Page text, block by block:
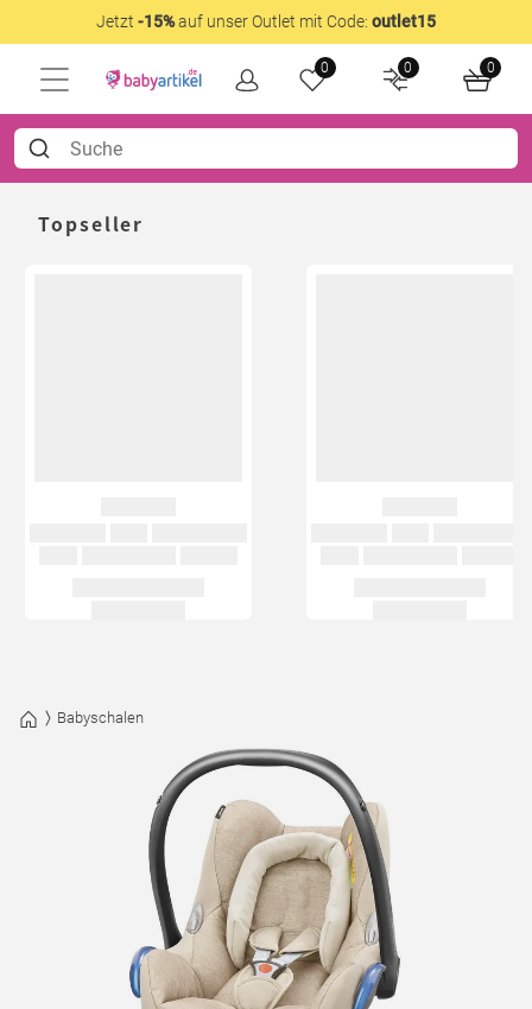
Jetzt -15%auf unser Outlet mit Code: outlet15
0 0 0
Topseller
Babyschalen